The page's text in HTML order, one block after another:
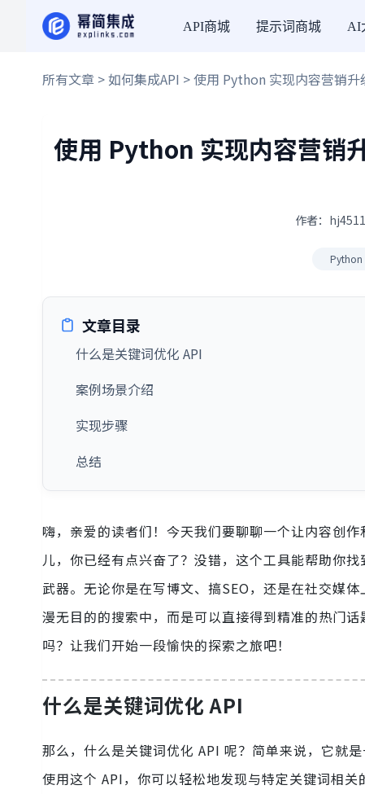
API商城 提示词商城 AI
所有文章 >如何集成API > 使用 Python 实现内容营销
使用 Python 实现内容营销
作者：
Python
文章目录
什么是关键词优化 API
案例场景介绍
实现步骤
总结
嗨，亲爱的读者们！今天我们要聊聊一个让内容创
儿，你已经有点兴奋了？没错，这个工具能帮助你
武器。无论你是在写博文、搞SEO，还是在社交媒
漫无目的的搜索中，而是可以直接得到精准的热门
吗？让我们开始一段愉快的探索之旅吧！
什么是关键词优化 API
那么，什么是关键词优化 API 呢？简单来说，它就
使用这个 API，你可以轻松地发现与特定关键词相